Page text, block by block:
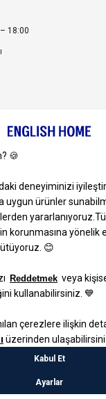
18:00
Kargo Bedava!